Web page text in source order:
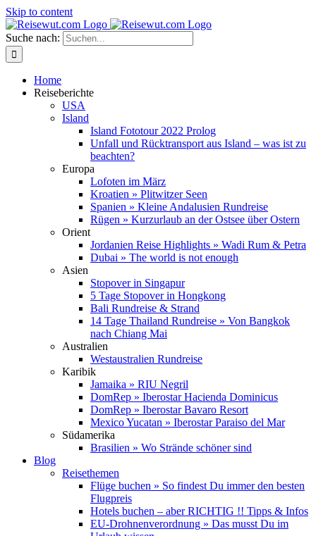
Skip to content
Suche nach:
Home
Reiseberichte
USA
Island
Island Fototour 2022 Prolog
Unfall und Rücktransport aus Island – was ist zu
beachten?
Europa
Lofoten im März
Kroatien » Plitwitzer Seen
Spanien » Kleine Andalusien Rundreise
Rügen » Kurzurlaub an der Ostsee über Ostern
Orient
Jordanien Reise Highlights » Wadi Rum & Petra
Dubai » The world is not enough
Asien
Stopover in Singapur
5 Tage Stopover in Hongkong
Bali Rundreise & Strand
14 Tage Thailand Rundreise » Von Bangkok
nach Chiang Mai
Australien
Westaustralien Rundreise
Karibik
Jamaika » RIU Negril
DomRep » Iberostar Hacienda Dominicus
DomRep » Iberostar Bavaro Resort
Mexico Yucatan » Iberostar Paraiso del Mar
Südamerika
Brasilien » Wo Strände schöner sind
Blog
Reisethemen
Flüge buchen » So findest Du immer den besten
Flugpreis
Hotels buchen – aber RICHTIG !! Tipps & Infos
EU-Drohnenverordnung » Das musst Du im